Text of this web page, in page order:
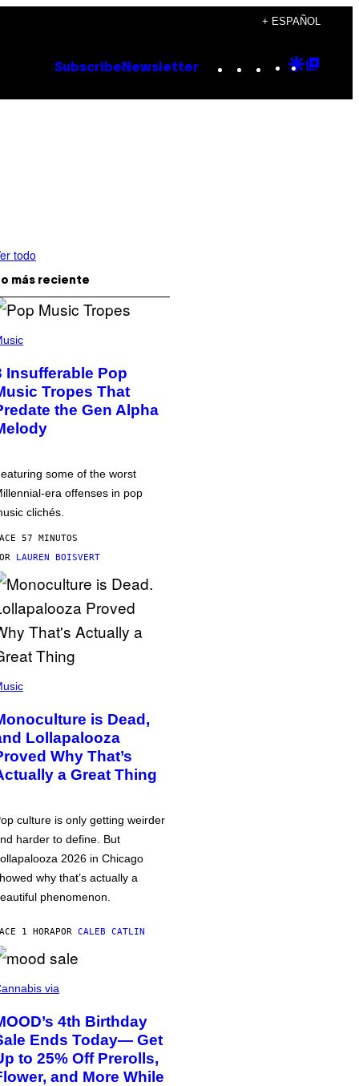
+ ESPAÑOL
Subscribe Newsletter Instagram
TikTok
YouTube
Google
todo
más reciente
Insufferable Pop
Tropes That
the Gen Alpha
some of the worst
era offenses in pop
clichés.
57 MINUTOS
LAUREN BOISVERT
is Dead,
Lollapalooza
Why That’s
a Great Thing
culture is only getting weirder
harder to define. But
2026 in Chicago
why that’s actually a
phenomenon.
1 HORAPOR CALEB CATLIN
via
4th Birthday
Ends Today— Get
to 25% Off Prerolls,
and More While